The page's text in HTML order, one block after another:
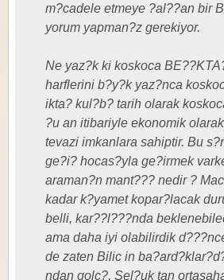
m?cadele etmeye ?al??an bir
yorum yapman?z gerekiyor.
Ne yaz?k ki koskoca
harflerini b?y?k yaz?nca
ikta? kul?b? tarih olarak
?u an itibariyle ekonomik
tevazi imkanlara sahiptir. Bu
ge?i? hocas?yla ge?irmek
araman?n mant??? nedir ?
kadar k?yamet kopar?lacak
belli, kar??l???nda
ama daha iyi olabilirdik
de zaten Bilic in
ndan golc?, Sel?uk tan